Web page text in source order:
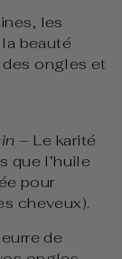
les
beauté
ongles et
– Le karité
que l’huile
pour
cheveux).
de